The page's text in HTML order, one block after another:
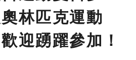
林匹克運動
迎踴躍參加！